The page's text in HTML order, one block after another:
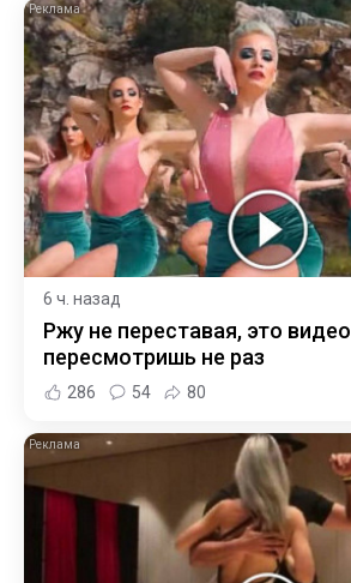
6 ч. назад
Ржу не переставая, это видео
пересмотришь не раз
286 54 80